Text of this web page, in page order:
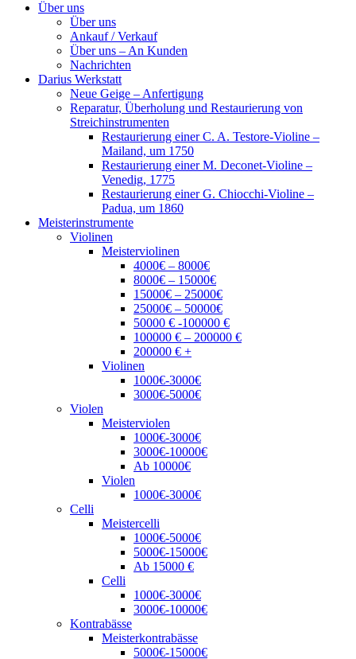
Über uns
Über uns
Ankauf / Verkauf
Über uns – An Kunden
Nachrichten
Darius Werkstatt
Neue Geige – Anfertigung
Reparatur, Überholung und Restaurierung von
Streichinstrumenten
Restaurierung einer C. A. Testore-Violine –
Mailand, um 1750
Restaurierung einer M. Deconet-Violine –
Venedig, 1775
Restaurierung einer G. Chiocchi-Violine –
Padua, um 1860
Meisterinstrumente
Violinen
Meisterviolinen
4000€ – 8000€
8000€ – 15000€
15000€ – 25000€
25000€ – 50000€
50000 € -100000 €
100000 € – 200000 €
200000 € +
Violinen
1000€-3000€
3000€-5000€
Violen
Meisterviolen
1000€-3000€
3000€-10000€
Ab 10000€
Violen
1000€-3000€
Celli
Meistercelli
1000€-5000€
5000€-15000€
Ab 15000 €
Celli
1000€-3000€
3000€-10000€
Kontrabässe
Meisterkontrabässe
5000€-15000€